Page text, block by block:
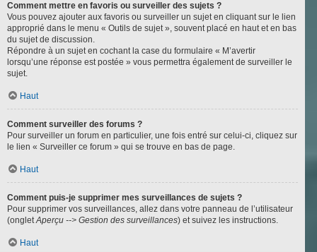
Comment mettre en favoris ou surveiller des sujets ?
Vous pouvez ajouter aux favoris ou surveiller un sujet en cliquant sur le lien
approprié dans le menu « Outils de sujet », souvent placé en haut et en bas
du sujet de discussion.
Répondre à un sujet en cochant la case du formulaire « M’avertir
lorsqu’une réponse est postée » vous permettra également de surveiller le
sujet.
Haut
Comment surveiller des forums ?
Pour surveiller un forum en particulier, une fois entré sur celui-ci, cliquez sur
le lien « Surveiller ce forum » qui se trouve en bas de page.
Haut
Comment puis-je supprimer mes surveillances de sujets ?
Pour supprimer vos surveillances, allez dans votre panneau de l’utilisateur
(ongletAperçu --> Gestion des surveillances) et suivez les instructions.
Haut